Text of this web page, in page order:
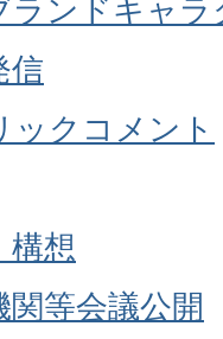
ランドキャラ
信
ックコメント
構想
関等会議公開